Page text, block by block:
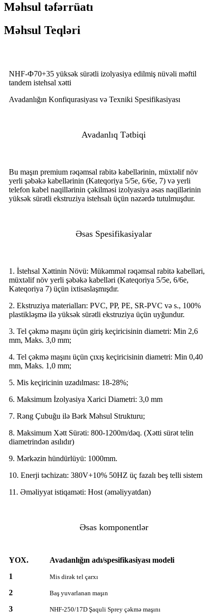
Məhsul təfərrüatı
Məhsul Teqləri
NHF-Ф70+35 yüksək sürətli izolyasiya edilmiş nüvəli məftil
tandem istehsal xətti
Avadanlığın Konfiqurasiyası və Texniki Spesifikasiyası
Avadanlıq Tətbiqi
Bu maşın premium rəqəmsal rabitə kabellərinin, müxtəlif növ
yerli şəbəkə kabellərinin (Kateqoriya 5/5e, 6/6e, 7) və yerli
telefon kabel naqillərinin çəkilməsi izolyasiya əsas naqillərinin
yüksək sürətli ekstruziya istehsalı üçün nəzərdə tutulmuşdur.
Əsas Spesifikasiyalar
1. İstehsal Xəttinin Növü: Mükəmməl rəqəmsal rabitə kabelləri,
müxtəlif növ yerli şəbəkə kabelləri (Kateqoriya 5/5e, 6/6e,
Kateqoriya 7) üçün ixtisaslaşmışdır.
2. Ekstruziya materialları: PVC, PP, PE, SR-PVC və s., 100%
plastikləşmə ilə yüksək sürətli ekstruziya üçün uyğundur.
3. Tel çəkmə maşını üçün giriş keçiricisinin diametri: Min 2,6
mm, Maks. 3,0 mm;
4. Tel çəkmə maşını üçün çıxış keçiricisinin diametri: Min 0,40
mm, Maks. 1,0 mm;
5. Mis keçiricinin uzadılması: 18-28%;
6. Maksimum İzolyasiya Xarici Diametri: 3,0 mm
7. Rəng Çubuğu ilə Bərk Məhsul Strukturu;
8. Maksimum Xətt Sürəti: 800-1200m/dəq. (Xətti sürət telin
diametrindən asılıdır)
9. Mərkəzin hündürlüyü: 1000mm.
10. Enerji təchizatı: 380V+10% 50HZ üç fazalı beş telli sistem
11. Əməliyyat istiqaməti: Host (əməliyyatdan)
Əsas komponentlər
YOX.
Avadanlığın adı/spesifikasiyası modeli
1
Mis dirək tel çarxı
2 Baş yuvarlanan maşın
3 NHF-250/17D Şaquli Sprey çəkmə maşını